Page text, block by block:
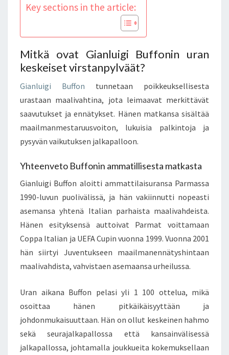
Key sections in the article:
Mitkä ovat Gianluigi Buffonin uran
keskeiset virstanpylväät?
Gianluigi Buffon tunnetaan poikkeuksellisesta
urastaan maalivahtina, jota leimaavat merkittävät
saavutukset ja ennätykset. Hänen matkansa sisältää
maailmanmestaruusvoiton, lukuisia palkintoja ja
pysyvän vaikutuksen jalkapalloon.
Yhteenveto Buffonin ammatillisesta matkasta
Gianluigi Buffon aloitti ammattilaisuransa Parmassa
1990-luvun puolivälissä, ja hän vakiinnutti nopeasti
asemansa yhtenä Italian parhaista maalivahdeista.
Hänen esityksensä auttoivat Parmat voittamaan
Coppa Italian ja UEFA Cupin vuonna 1999. Vuonna 2001
hän siirtyi Juventukseen maailmanennätyshintaan
maalivahdista, vahvistaen asemaansa urheilussa.
Uran aikana Buffon pelasi yli 1 100 ottelua, mikä
osoittaa hänen pitkäikäisyyttään ja
johdonmukaisuuttaan. Hän on ollut keskeinen hahmo
sekä seurajalkapallossa että kansainvälisessä
jalkapallossa, johtamalla joukkueita kokemuksellaan